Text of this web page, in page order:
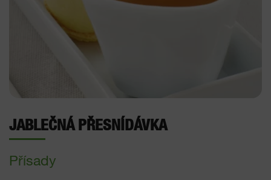
JABLEČNÁ PŘESNÍDÁVKA
Přísady